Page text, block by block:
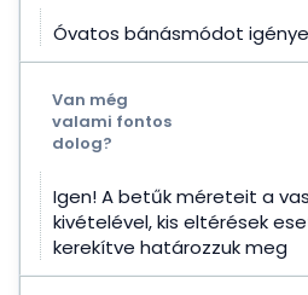
Óvatos bánásmódot
Van még
valami fontos
dolog?
Igen! A betűk méreteit a
kivételével, kis eltérések
kerekítve határozzuk meg